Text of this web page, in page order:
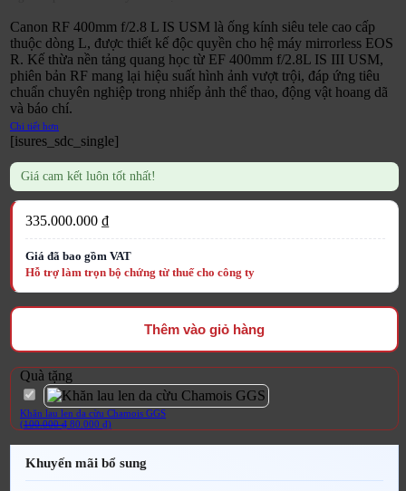
Canon RF 400mm f/2.8 L IS USM là ống kính siêu tele cao cấp
thuộc dòng L, được thiết kế độc quyền cho hệ máy mirrorless EOS
R. Kế thừa nền tảng quang học từ EF 400mm f/2.8L IS III USM,
phiên bản RF mang lại hiệu suất hình ảnh vượt trội, đáp ứng tiêu
chuẩn chuyên nghiệp trong nhiếp ảnh thể thao, động vật hoang dã
và báo chí.
Chi tiết hơn
[isures_sdc_single]
Giá cam kết luôn tốt nhất!
335.000.000 ₫
Thêm vào giỏ hàng
Quà tặng
Khăn lau len da cừu Chamois GGS
(100.000₫ Giá gốc là: 100.000 ₫.
80.000 ₫Giá hiện tại là: 80.000 ₫.
)
Khuyến mãi bổ sung